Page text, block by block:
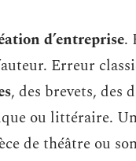
d’entreprise.
Erreur
, des brevets, des
ou littéraire.
de théâtre ou